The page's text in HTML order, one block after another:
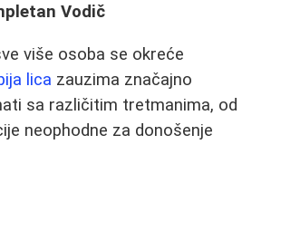
Vodič
više osoba se okreće
lica zauzima značajno
sa različitim tretmanima, od
neophodne za donošenje